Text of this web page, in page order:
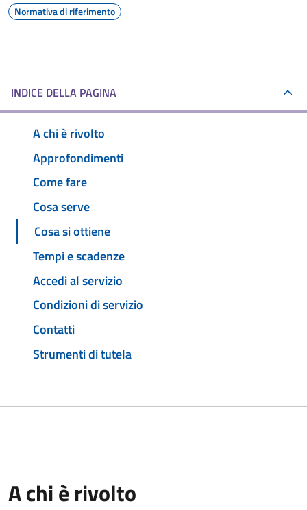
Normativa di riferimento
INDICE DELLA PAGINA
A chi è rivolto
Approfondimenti
Come fare
Cosa serve
Cosa si ottiene
Tempi e scadenze
Accedi al servizio
Condizioni di servizio
Contatti
Strumenti di tutela
A chi è rivolto